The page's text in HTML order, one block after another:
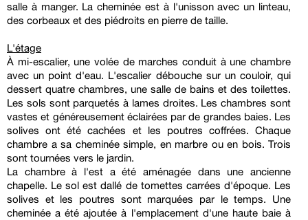
salle à manger. La cheminée est à l'unisson avec un linteau,
des corbeaux et des piédroits en pierre de taille.
L'étage
À mi-escalier, une volée de marches conduit à une chambre
avec un point d'eau. L'escalier débouche sur un couloir, qui
dessert quatre chambres, une salle de bains et des toilettes.
Les sols sont parquetés à lames droites. Les chambres sont
vastes et généreusement éclairées par de grandes baies. Les
solives ont été cachées et les poutres coffrées. Chaque
chambre a sa cheminée simple, en marbre ou en bois. Trois
sont tournées vers le jardin.
La chambre à l'est a été aménagée dans une ancienne
chapelle. Le sol est dallé de tomettes carrées d'époque. Les
solives et les poutres sont marquées par le temps. Une
cheminée a été ajoutée à l'emplacement d'une haute baie à